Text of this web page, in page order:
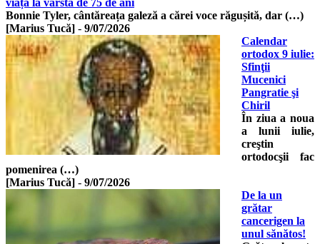
viață la vârsta de 75 de ani
Bonnie Tyler, cântăreața galeză a cărei voce răgușită, dar (…)
[Marius Tucă] - 9/07/2026
Calendar
ortodox 9 iulie:
Sfinţii
Mucenici
Pangratie şi
Chiril
În ziua a noua
a lunii iulie,
creştin
ortodocşii fac
pomenirea (…)
[Marius Tucă] - 9/07/2026
De la un
grătar
cancerigen la
unul sănătos!